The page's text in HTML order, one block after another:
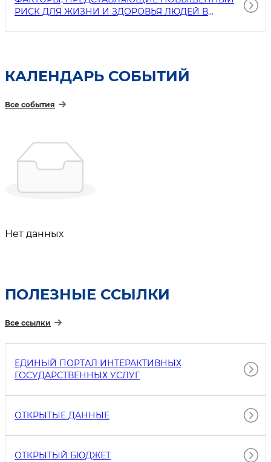
РИСК ДЛЯ ЖИЗНИ И ЗДОРОВЬЯ ЛЮДЕЙ В
КАЛЕНДАРЬ СОБЫТИЙ
Все события
Нет данных
ПОЛЕЗНЫЕ ССЫЛКИ
Все ссылки
ЕДИНЫЙ ПОРТАЛ ИНТЕРАКТИВНЫХ
ГОСУДАРСТВЕННЫХ УСЛУГ
ОТКРЫТЫЕ ДАННЫЕ
ОТКРЫТЫЙ БЮДЖЕТ